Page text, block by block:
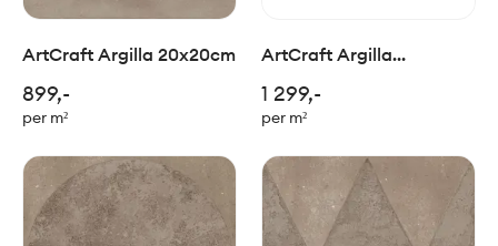
ArtCraft Argilla 20x20cm
899,-
per m²
ArtCraft Argilla
1 299,-
per m²